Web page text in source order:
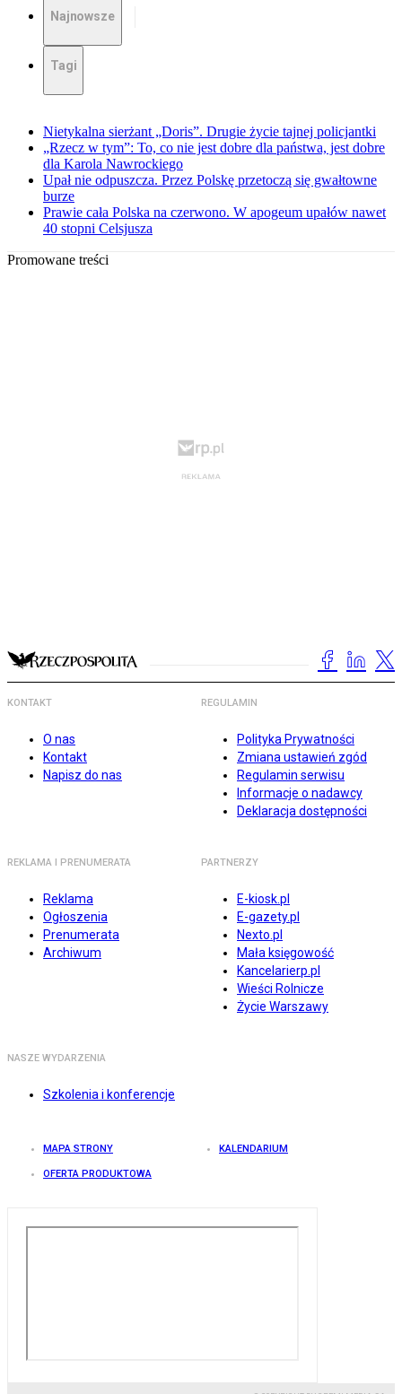
Najnowsze
Tagi
Nietykalna sierżant „Doris”. Drugie życie tajnej policjantki
„Rzecz w tym”: To, co nie jest dobre dla państwa, jest dobre
dla Karola Nawrockiego
Upał nie odpuszcza. Przez Polskę przetoczą się gwałtowne
burze
Prawie cała Polska na czerwono. W apogeum upałów nawet
40 stopni Celsjusza
Promowane treści
KONTAKT
O nas
Kontakt
Napisz do nas
REGULAMIN
Polityka Prywatności
Zmiana ustawień zgód
Regulamin serwisu
Informacje o nadawcy
Deklaracja dostępności
REKLAMA I PRENUMERATA
Reklama
Ogłoszenia
Prenumerata
Archiwum
PARTNERZY
E-kiosk.pl
E-gazety.pl
Nexto.pl
Mała księgowość
Kancelarierp.pl
Wieści Rolnicze
Życie Warszawy
NASZE WYDARZENIA
Szkolenia i konferencje
MAPA STRONY KALENDARIUM
OFERTA PRODUKTOWA